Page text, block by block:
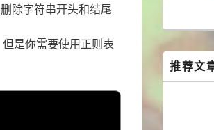
除字符串开头和结尾
是你需要使用正则表
推荐文